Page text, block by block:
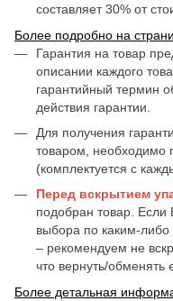
составляет 30% от
Более подробно на
Гарантия на товар
описании каждого
гарантийный термин
действия гарантии.
Для получения
товаром, необходимо
(комплектуется с
Перед вскрытием
подобран товар. Если
выбора по каким-
– рекомендуем не
что вернуть/обменять
Более детальная